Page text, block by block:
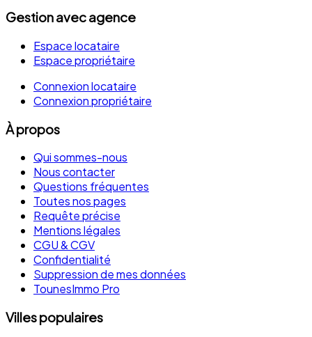
Gestion avec agence
Espace locataire
Espace propriétaire
Connexion locataire
Connexion propriétaire
À propos
Qui sommes-nous
Nous contacter
Questions fréquentes
Toutes nos pages
Requête précise
Mentions légales
CGU & CGV
Confidentialité
Suppression de mes données
TounesImmo Pro
Villes populaires